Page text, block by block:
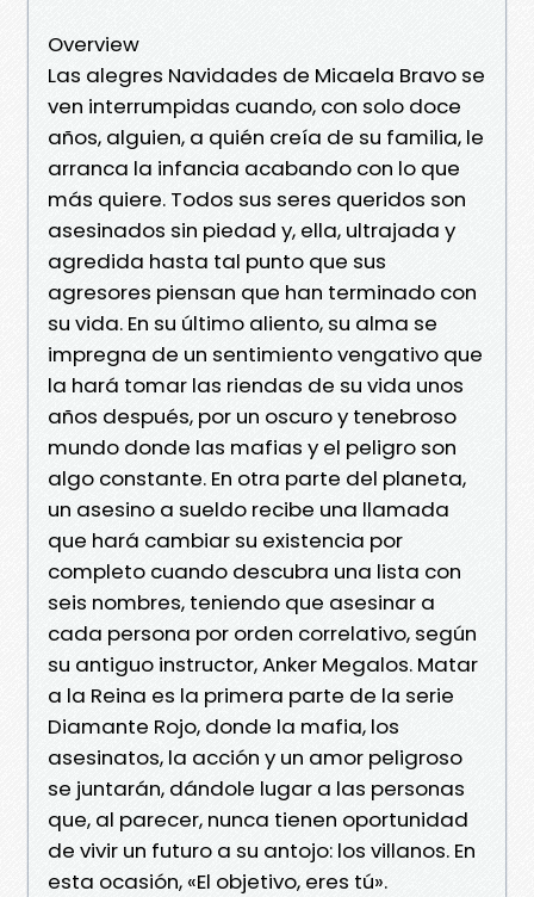
Overview
Las alegres Navidades de Micaela Bravo se
ven interrumpidas cuando, con solo doce
años, alguien, a quién creía de su familia, le
arranca la infancia acabando con lo que
más quiere. Todos sus seres queridos son
asesinados sin piedad y, ella, ultrajada y
agredida hasta tal punto que sus
agresores piensan que han terminado con
su vida. En su último aliento, su alma se
impregna de un sentimiento vengativo que
la hará tomar las riendas de su vida unos
años después, por un oscuro y tenebroso
mundo donde las mafias y el peligro son
algo constante. En otra parte del planeta,
un asesino a sueldo recibe una llamada
que hará cambiar su existencia por
completo cuando descubra una lista con
seis nombres, teniendo que asesinar a
cada persona por orden correlativo, según
su antiguo instructor, Anker Megalos. Matar
a la Reina es la primera parte de la serie
Diamante Rojo, donde la mafia, los
asesinatos, la acción y un amor peligroso
se juntarán, dándole lugar a las personas
que, al parecer, nunca tienen oportunidad
de vivir un futuro a su antojo: los villanos. En
esta ocasión, «El objetivo, eres tú».